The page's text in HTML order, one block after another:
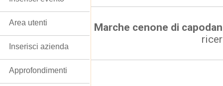
Marche cenone di
Area utenti
Inserisci azienda
Approfondimenti